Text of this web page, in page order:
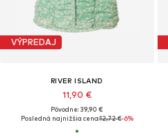
VÝPREDAJ
RIVER ISLAND
11,90 €
Pôvodne: 39,90 €
Posledná najnižšia cena:12,72 €-6%